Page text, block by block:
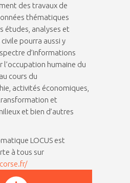
des travaux de
thématiques
études, analyses et
pourra aussi y
d’informations
l’occupation humaine du
cours du
activités économiques,
et
et bien d’autres
LOCUS est
à tous sur